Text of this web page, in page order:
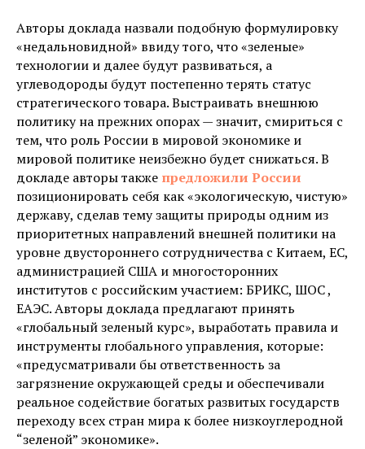
Авторы доклада назвали подобную формулировку
«недальновидной» ввиду того, что «зеленые»
технологии и далее будут развиваться, а
углеводороды будут постепенно терять статус
стратегического товара. Выстраивать внешнюю
политику на прежних опорах — значит, смириться с
тем, что роль России в мировой экономике и
мировой политике неизбежно будет снижаться. В
докладе авторы также предложили России
позиционировать себя как «экологическую, чистую»
державу, сделав тему защиты природы одним из
приоритетных направлений внешней политики на
уровне двустороннего сотрудничества с Китаем, ЕС,
администрацией США и многосторонних
институтов с российским участием: БРИКС, ШОС ,
ЕАЭС. Авторы доклада предлагают принять
«глобальный зеленый курс», выработать правила и
инструменты глобального управления, которые:
«предусматривали бы ответственность за
загрязнение окружающей среды и обеспечивали
реальное содействие богатых развитых государств
переходу всех стран мира к более низкоуглеродной
“зеленой” экономике».